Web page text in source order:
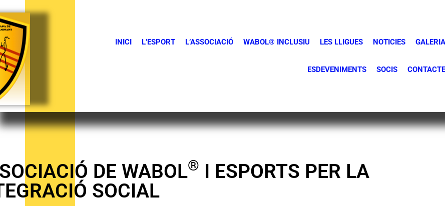
INICI L’ESPORT L’ASSOCIACIÓ WABOL® INCLUSIU LES LLIGUES NOTICIES GALERIA
ESDEVENIMENTS SOCIS CONTACTE
DE WABOL® I ESPORTS PER LA
SOCIAL